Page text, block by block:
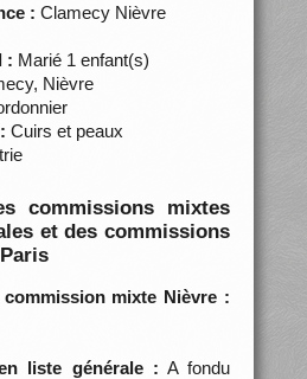
: Clamecy Nièvre
: Marié 1 enfant(s)
Nièvre
Cuirs et peaux
commissions mixtes
et des commissions
mixte Nièvre :
liste générale : A fondu